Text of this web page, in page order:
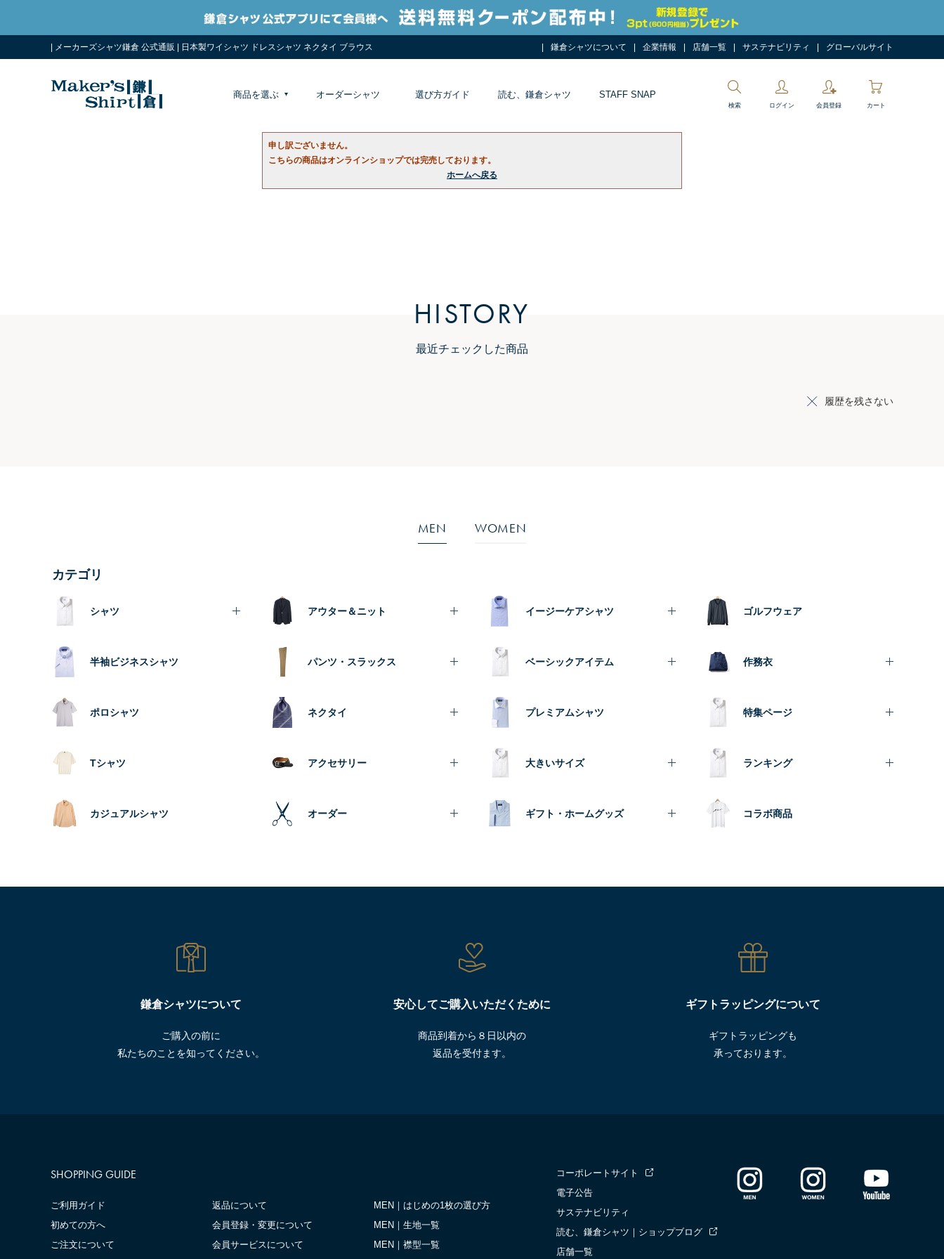
| メーカーズシャツ鎌倉 公式通販 | 日本製ワイシャツ ドレスシャツ ネクタイ ブラウス 鎌倉シャツについて 企業情報 店舗一覧 サステナビリティ グローバルサイト
商品を選ぶ オーダーシャツ 選び方ガイド 読む、鎌倉シャツ STAFF SNAP
検索 ログイン 会員登録 カート
申し訳ございません。
こちらの商品はオンラインショップでは完売しております。
ホームへ戻る
HISTORY
最近チェックした商品
履歴を残さない
MEN WOMEN
カテゴリ
シャツ
半袖ビジネスシャツ
ポロシャツ
Tシャツ
カジュアルシャツ
アウター＆ニット
パンツ・スラックス
ネクタイ
アクセサリー
オーダー
イージーケアシャツ
ベーシックアイテム
プレミアムシャツ
大きいサイズ
ギフト・ホームグッズ
ゴルフウェア
作務衣
特集ページ
ランキング
コラボ商品
鎌倉シャツについて
ご購入の前に
私たちのことを知ってください。
安心してご購入いただくために
商品到着から８日以内の
返品を受付ます。
ギフトラッピングについて
ギフトラッピングも
承っております。
SHOPPING GUIDE
ご利用ガイド
初めての方へ
ご注文について
返品について
会員登録・変更について
会員サービスについて
MEN｜はじめの1枚の選び方
MEN｜生地一覧
MEN｜襟型一覧
コーポレートサイト
電子公告
サステナビリティ
読む、鎌倉シャツ｜ショップブログ
店舗一覧